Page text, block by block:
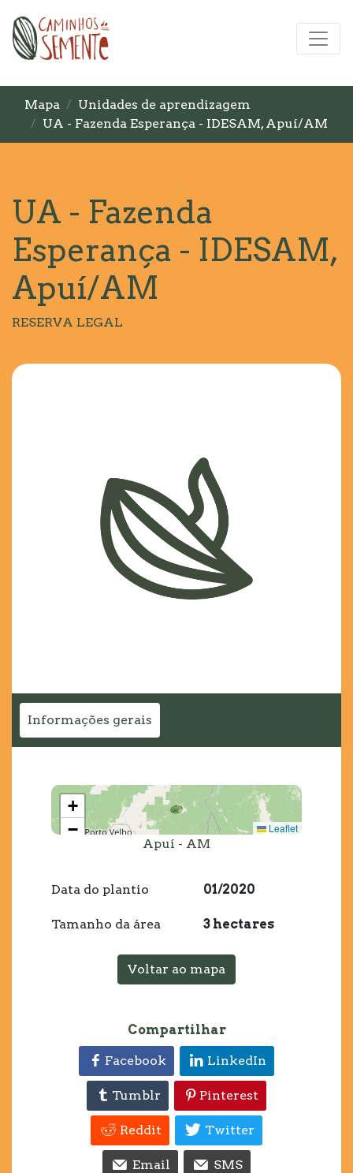
Mapa
Unidades de aprendizagem
UA - Fazenda Esperança - IDESAM, Apuí/AM
UA - Fazenda
Esperança - IDESAM,
Apuí/AM
RESERVA LEGAL
Informações gerais
+
−
Leaflet
Apuí - AM
Data do plantio 01/2020
Tamanho da área 3 hectares
Voltar ao mapa
Compartilhar
Facebook LinkedIn
Tumblr Pinterest
Reddit Twitter
Email SMS